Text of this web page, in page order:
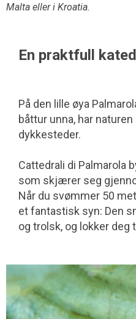
Malta eller i Kroatia.
En praktfull
På den lille øya
båttur unna, har
dykkesteder.
Cattedrali di Palmarola
som skjærer seg
Når du svømmer 50
et fantastisk syn: Den
og trolsk, og lokker deg